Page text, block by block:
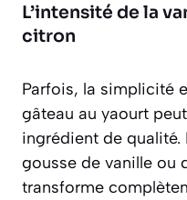
L’intensité de la
citron
Parfois, la simplicité
gâteau au yaourt
ingrédient de qualité.
gousse de vanille ou
transforme